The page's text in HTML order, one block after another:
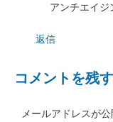
アンチエイジ
返信
コメントを残す
メールアドレスが